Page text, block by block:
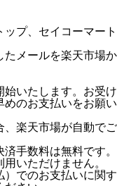
プ、セイコーマート
たメールを楽天市場か
始いたします。お受け
のお支払いをお願い
、楽天市場が自動でご
手数料は無料です。
いただけません。
でのお支払いに関す